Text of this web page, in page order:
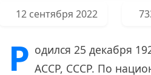
12 сентября 2022
Р одился 25 декабря
АССР, СССР. По